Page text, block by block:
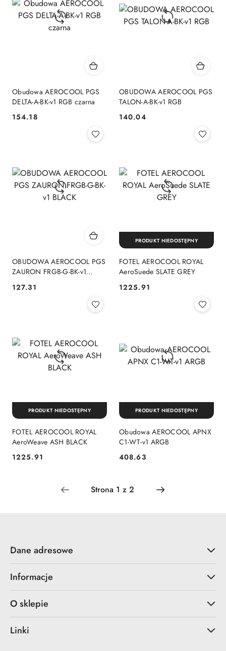
Obudowa AEROCOOL PGS
DELTA-A-BK-v1 RGB czarna
Cena:
154.18
OBUDOWA AEROCOOL PGS
TALON-A-BK-v1 RGB
Cena:
140.04
OBUDOWA AEROCOOL PGS
ZAURON FRGB-G-BK-v1
Cena:
127.31
FOTEL AEROCOOL ROYAL
AeroSuede SLATE GREY
Cena:
1225.91
PRODUKT NIEDOSTĘPNY
FOTEL AEROCOOL ROYAL
AeroWeave ASH BLACK
Cena:
1225.91
PRODUKT NIEDOSTĘPNY
Obudowa AEROCOOL APNX
C1-WT-v1 ARGB
Cena:
408.63
PRODUKT NIEDOSTĘPNY
Dane adresowe
Informacje
O sklepie
Linki